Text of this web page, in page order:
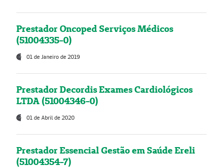
Prestador Oncoped Serviços Médicos
(51004335-0)
01 de Janeiro de 2019
Prestador Decordis Exames Cardiológicos
LTDA (51004346-0)
01 de Abril de 2020
Prestador Essencial Gestão em Saúde Ereli
(51004354-7)